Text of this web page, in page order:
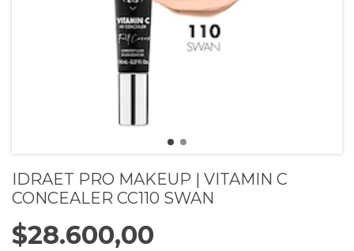
IDRAET PRO MAKEUP | VITAMIN C
CONCEALER CC110 SWAN
$28.600,00